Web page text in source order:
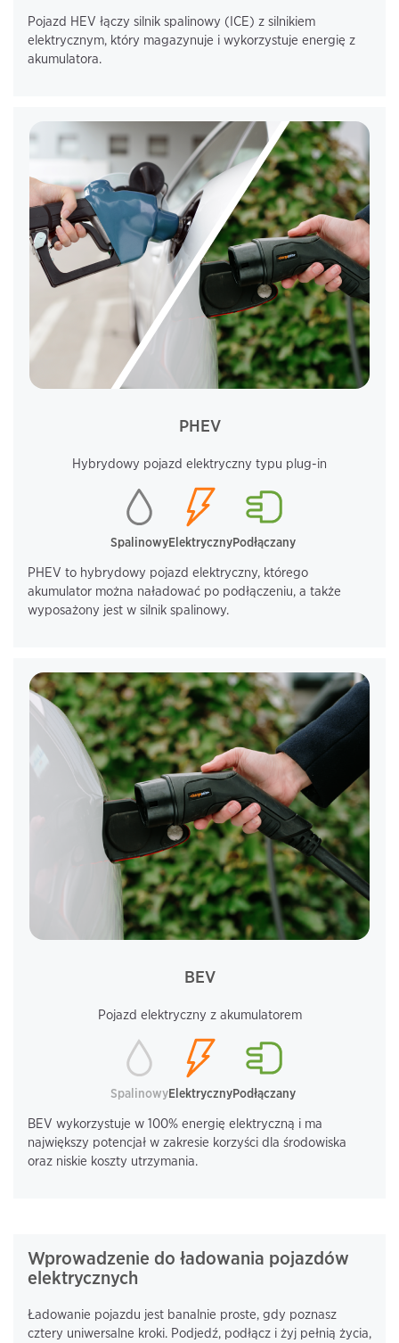
Pojazd HEV łączy silnik spalinowy (ICE) z silnikiem
elektrycznym, który magazynuje i wykorzystuje energię z
akumulatora.
PHEV
Hybrydowy pojazd elektryczny typu plug-in
SpalinowyElektrycznyPodłączany
PHEV to hybrydowy pojazd elektryczny, którego
akumulator można naładować po podłączeniu, a także
wyposażony jest w silnik spalinowy.
BEV
Pojazd elektryczny z akumulatorem
SpalinowyElektrycznyPodłączany
BEV wykorzystuje w 100% energię elektryczną i ma
największy potencjał w zakresie korzyści dla środowiska
oraz niskie koszty utrzymania.
Wprowadzenie do ładowania pojazdów
elektrycznych
Ładowanie pojazdu jest banalnie proste, gdy poznasz
cztery uniwersalne kroki. Podjedź, podłącz i żyj pełnią życia,